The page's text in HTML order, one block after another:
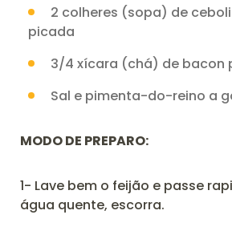
2 colheres (sopa) de
picada
3/4 xícara (chá) de bacon
Sal e pimenta-do-reino a
MODO DE PREPARO:
1- Lave bem o feijão e passe
água quente, escorra.